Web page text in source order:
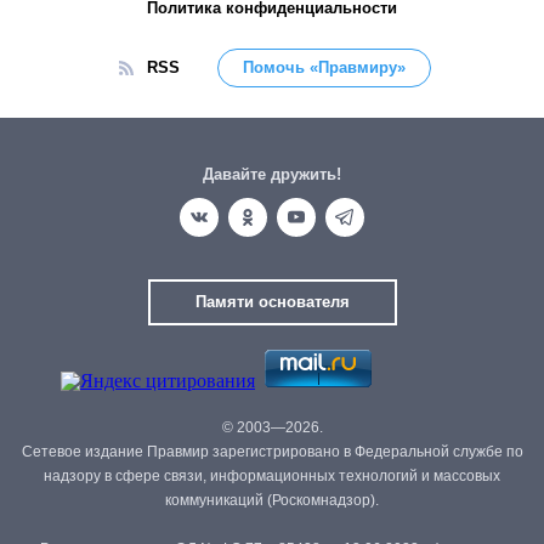
Политика конфиденциальности
RSS Помочь «Правмиру»
Давайте дружить!
Памяти основателя
© 2003—2026.
Сетевое издание Правмир зарегистрировано в Федеральной службе по
надзору в сфере связи, информационных технологий и массовых
коммуникаций (Роскомнадзор).